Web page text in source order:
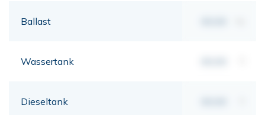
Ballast
Wassertank
Dieseltank